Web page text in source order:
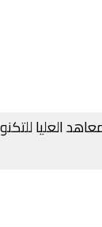
العليا